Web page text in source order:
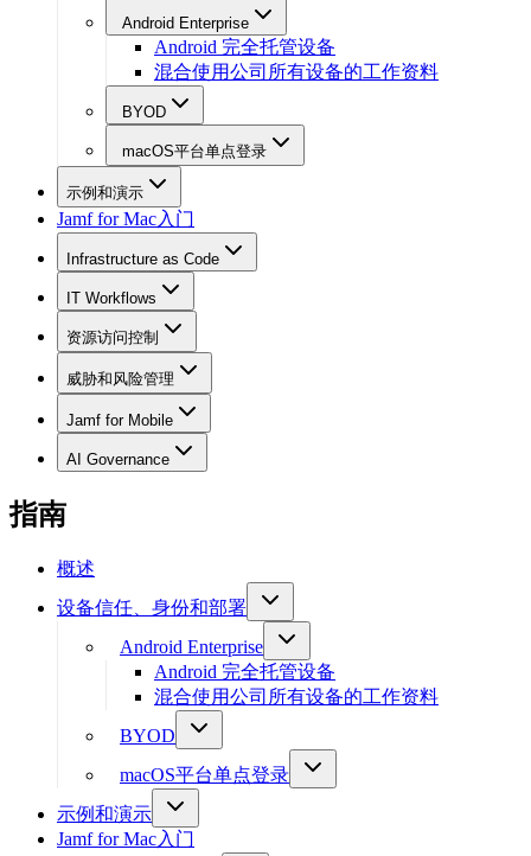
Android Enterprise
Android 完全托管设备
混合使用公司所有设备的工作资料
BYOD
macOS平台单点登录
示例和演示
Jamf for Mac入门
Infrastructure as Code
IT Workflows
资源访问控制
威胁和风险管理
Jamf for Mobile
AI Governance
指南
概述
设备信任、身份和部署
Android Enterprise
Android 完全托管设备
混合使用公司所有设备的工作资料
BYOD
macOS平台单点登录
示例和演示
Jamf for Mac入门